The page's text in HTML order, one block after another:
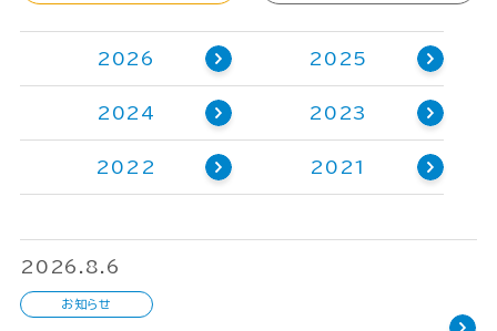
2026 2025
2024 2023
2022 2021
2026.8.6
お知らせ